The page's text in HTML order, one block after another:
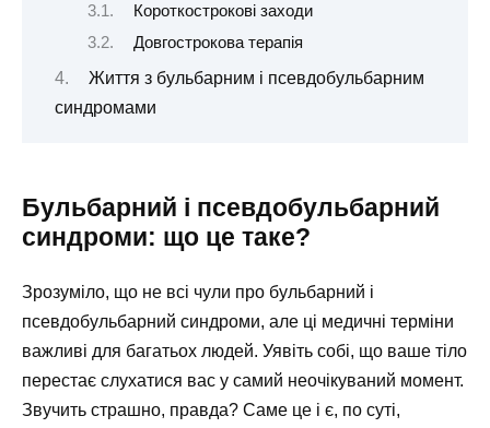
Короткострокові заходи
Довгострокова терапія
Життя з бульбарним і псевдобульбарним
синдромами
Бульбарний і псевдобульбарний
синдроми: що це таке?
Зрозуміло, що не всі чули про бульбарний і
псевдобульбарний синдроми, але ці медичні терміни
важливі для багатьох людей. Уявіть собі, що ваше тіло
перестає слухатися вас у самий неочікуваний момент.
Звучить страшно, правда? Саме це і є, по суті,